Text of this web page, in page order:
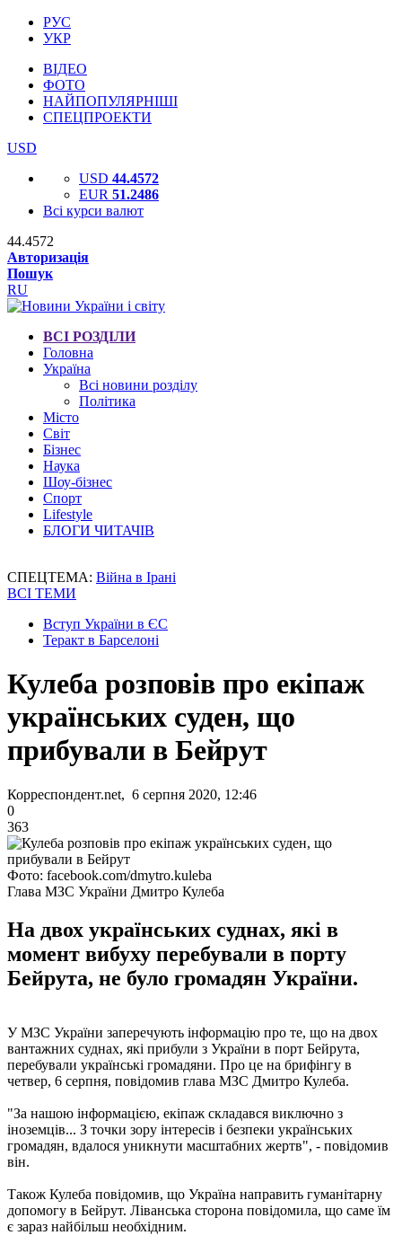
РУС
УКР
ВІДЕО
ФОТО
НАЙПОПУЛЯРНІШІ
СПЕЦПРОЕКТИ
USD
USD 44.4572
EUR 51.2486
Всі курси валют
44.4572
Авторизація
Пошук
RU
ВСІ РОЗДІЛИ
Головна
Україна
Всі новини розділу
Політика
Місто
Світ
Бізнес
Наука
Шоу-бізнес
Спорт
Lifestyle
БЛОГИ ЧИТАЧІВ
СПЕЦТЕМА: Війна в Ірані
ВСІ ТЕМИ
Вступ України в ЄС
Теракт в Барселоні
Кулеба розповів про екіпаж
українських суден, що
прибували в Бейрут
Корреспондент.net, 6 серпня 2020, 12:46
0
363
Фото: facebook.com/dmytro.kuleba
Глава МЗС України Дмитро Кулеба
На двох українських суднах, які в
момент вибуху перебували в порту
Бейрута, не було громадян України.
У МЗС України заперечують інформацію про те, що на двох
вантажних суднах, які прибули з України в порт Бейрута,
перебували українські громадяни. Про це на брифінгу в
четвер, 6 серпня, повідомив глава МЗС Дмитро Кулеба.
"За нашою інформацією, екіпаж складався виключно з
іноземців... З точки зору інтересів і безпеки українських
громадян, вдалося уникнути масштабних жертв", - повідомив
він.
Також Кулеба повідомив, що Україна направить гуманітарну
допомогу в Бейрут. Ліванська сторона повідомила, що саме їм
є зараз найбільш необхідним.